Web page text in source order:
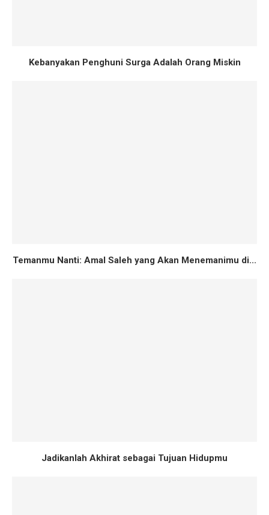
Kebanyakan Penghuni Surga Adalah Orang Miskin
Temanmu Nanti: Amal Saleh yang Akan Menemanimu di...
Jadikanlah Akhirat sebagai Tujuan Hidupmu